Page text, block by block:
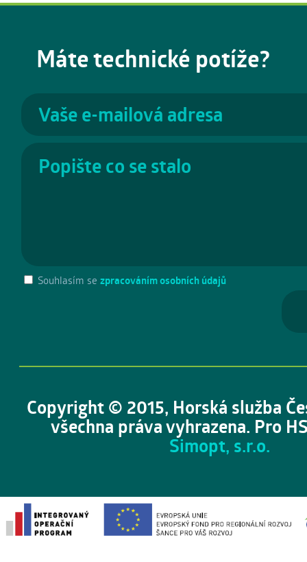
Máte technické potíže?
Souhlasím se zpracováním osobních údajů
Copyright © 2015, Horská služba
všechna práva vyhrazena. Pro
Simopt, s.r.o.